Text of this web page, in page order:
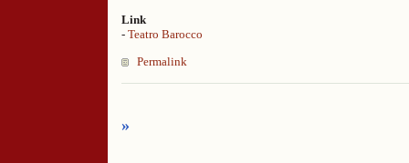
Link
- Teatro Barocco
Permalink
»